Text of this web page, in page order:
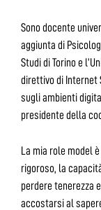
Sono docente
aggiunta di
Studi di Torino e
direttivo di Internet
sugli ambienti
presidente della
La mia role model
rigoroso, la
perdere tenerezza
accostarsi al